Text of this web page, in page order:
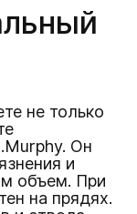
не только
Он
и
объем. При
на прядях.